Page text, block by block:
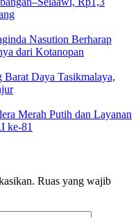
Nasution Berharap
dari Kotanopan
Daya Tasikmalaya,
Merah Putih dan Layanan
ke-81
Ruas yang wajib